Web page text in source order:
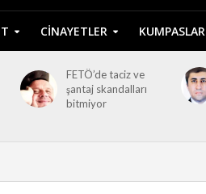
CINAYETLER KUMPASLAR
FETÖ’de taciz ve
şantaj skandalları
bitmiyor